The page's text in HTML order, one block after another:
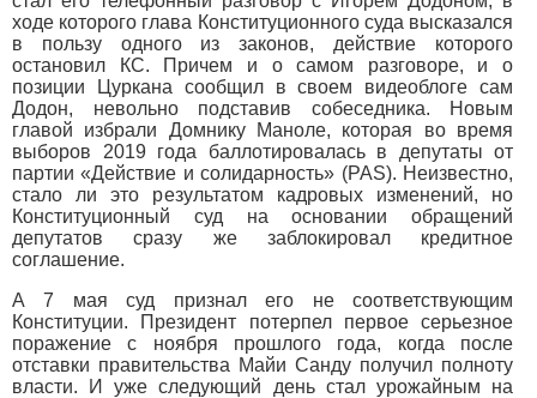
ходе которого глава Конституционного суда высказался
в пользу одного из законов, действие которого
остановил КС. Причем и о самом разговоре, и о
позиции Цуркана сообщил в своем видеоблоге сам
Додон, невольно подставив собеседника. Новым
главой избрали Домнику Маноле, которая во время
выборов 2019 года баллотировалась в депутаты от
партии «Действие и солидарность» (PAS). Неизвестно,
стало ли это результатом кадровых изменений, но
Конституционный суд на основании обращений
депутатов сразу же заблокировал кредитное
соглашение.
А 7 мая суд признал его не соответствующим
Конституции. Президент потерпел первое серьезное
поражение с ноября прошлого года, когда после
отставки правительства Майи Санду получил полноту
власти. И уже следующий день стал урожайным на